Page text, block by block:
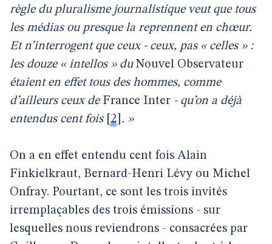
règle du pluralisme journalistique veut que tous
les médias ou presque la reprennent en chœur.
Et n’interrogent que ceux - ceux, pas « celles » :
les douze « intellos » du Nouvel Observateur
étaient en effet tous des hommes, comme
d’ailleurs ceux de France Inter - qu’on a déjà
entendus cent fois[ 2 . »
On a en effet entendu cent fois Alain
Finkielkraut, Bernard-Henri Lévy ou Michel
Onfray. Pourtant, ce sont les trois invités
irremplaçables des trois émissions - sur
lesquelles nous reviendrons - consacrées par